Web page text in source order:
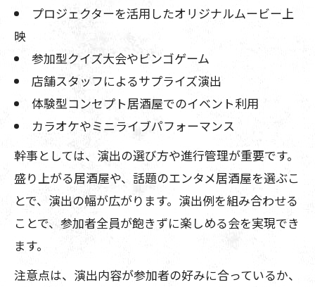
プロジェクターを活用したオリジナルムービー上
映
参加型クイズ大会やビンゴゲーム
店舗スタッフによるサプライズ演出
体験型コンセプト居酒屋でのイベント利用
カラオケやミニライブパフォーマンス
幹事としては、演出の選び方や進行管理が重要です。
盛り上がる居酒屋や、話題のエンタメ居酒屋を選ぶこ
とで、演出の幅が広がります。演出例を組み合わせる
ことで、参加者全員が飽きずに楽しめる会を実現でき
ます。
注意点は、演出内容が参加者の好みに合っているか、